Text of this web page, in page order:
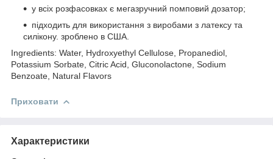
у всіх розфасовках є мегазручний помповий дозатор;
підходить для використання з виробами з латексу та
силікону. зроблено в США.
Ingredients: Water, Hydroxyethyl Cellulose, Propanediol,
Potassium Sorbate, Citric Acid, Gluconolactone, Sodium
Benzoate, Natural Flavors
Приховати
Характеристики